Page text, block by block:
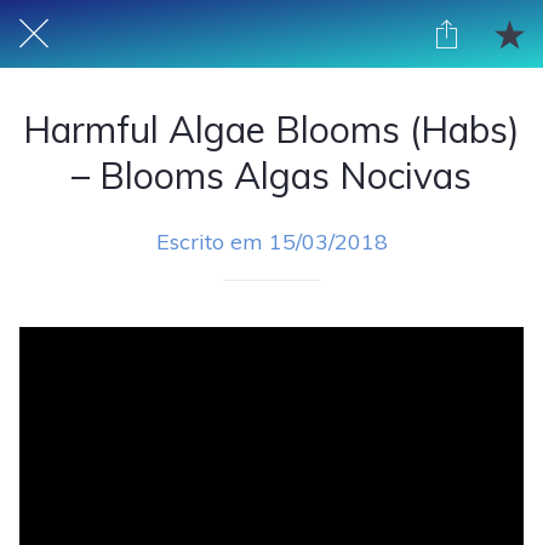
Harmful Algae Blooms (Habs)
– Blooms Algas Nocivas
Escrito em 15/03/2018